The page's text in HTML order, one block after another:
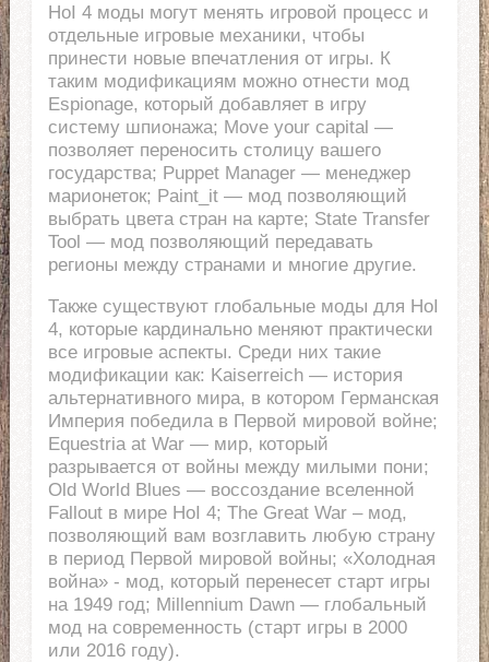
HoI 4 моды могут менять игровой процесс и
отдельные игровые механики, чтобы
принести новые впечатления от игры. К
таким модификациям можно отнести мод
Espionage, который добавляет в игру
систему шпионажа; Move your capital —
позволяет переносить столицу вашего
государства; Puppet Manager — менеджер
марионеток; Paint_it — мод позволяющий
выбрать цвета стран на карте; State Transfer
Tool — мод позволяющий передавать
регионы между странами и многие другие.
Также существуют глобальные моды для HoI
4, которые кардинально меняют практически
все игровые аспекты. Среди них такие
модификации как: Kaiserreich — история
альтернативного мира, в котором Германская
Империя победила в Первой мировой войне;
Equestria at War — мир, который
разрывается от войны между милыми пони;
Old World Blues — воссоздание вселенной
Fallout в мире HoI 4; The Great War – мод,
позволяющий вам возглавить любую страну
в период Первой мировой войны; «Холодная
война» - мод, который перенесет старт игры
на 1949 год; Millennium Dawn — глобальный
мод на современность (старт игры в 2000
или 2016 году).